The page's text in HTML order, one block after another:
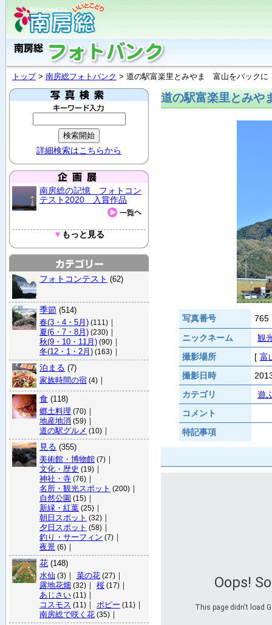
トップ> 南房総フォトバンク > 道の駅富楽里とみやま 富山をバックに
詳細検索はこちらから
南房総の記憶 フォトコン
テスト2020 入賞作品
▼ もっと見る
フォトコンテスト (62)
季節 (514)
春(3・4・5月) (111) ｜
夏(6・7・8月) (230) ｜
秋(9・10・11月) (90) ｜
冬(12・1・2月) (163) ｜
泊まる (7)
家族時間の宿 (4) ｜
食 (118)
郷土料理 (70) ｜
地産地消 (59) ｜
道の駅グルメ (10) ｜
見る (355)
美術館・博物館 (7) ｜
文化・歴史 (19) ｜
神社・寺 (76) ｜
名所・観光スポット (200) ｜
自然公園 (15) ｜
新緑・紅葉 (25) ｜
朝日スポット (32) ｜
夕日スポット (58) ｜
釣り・サーフィン (7) ｜
夜景 (6) ｜
花 (148)
水仙 (3) ｜ 菜の花 (27) ｜
露地花畑 (32) ｜ 桜 (17) ｜
あじさい (11) ｜
コスモス (11) ｜ ポピー (11) ｜
南房総で咲く花 (35) ｜
道の駅富楽里とみ
写真番号
765
ニックネーム
観
撮影場所
[ 富
撮影日時
カテゴリ
遊
コメント
特記事項
Oops!
This page didn't load